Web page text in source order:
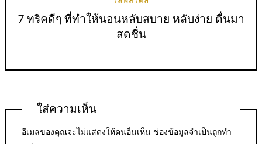
7 ทริคดีๆ ที่ทำให้นอนหลับสบาย หลับง่าย ตื่นมา
สดชื่น
ใส่ความเห็น
อีเมลของคุณจะไม่แสดงให้คนอื่นเห็น ช่องข้อมูลจำเป็นถูกทำ